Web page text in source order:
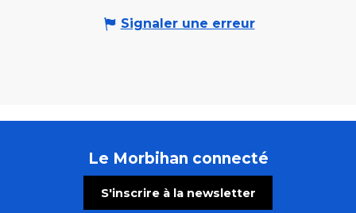
Signaler une erreur
Le Morbihan connecté
S'inscrire à la newsletter